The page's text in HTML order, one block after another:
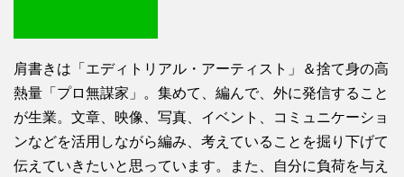
肩書きは「エディトリアル・アーティスト」＆捨て身の高
熱量「プロ無謀家」。集めて、編んで、外に発信すること
が生業。文章、映像、写真、イベント、コミュニケーショ
ンなどを活用しながら編み、考えていることを掘り下げて
伝えていきたいと思っています。また、自分に負荷を与え